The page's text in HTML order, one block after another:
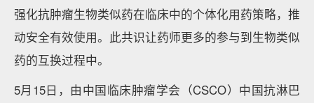
强化抗肿瘤生物类似药在临床中的个体化用药策略，推
动安全有效使用。此共识让药师更多的参与到生物类似
药的互换过程中。
5月15日，由中国临床肿瘤学会（CSCO）中国抗淋巴